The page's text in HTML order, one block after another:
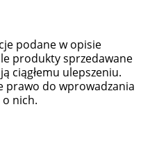
podane w opisie
produkty sprzedawane
ciągłemu ulepszeniu.
prawo do wprowadzania
nich.